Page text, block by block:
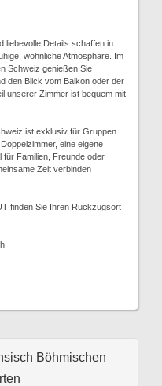
liebevolle Details schaffen in
wohnliche Atmosphäre. Im
Schweiz genießen Sie
den Blick vom Balkon oder der
unserer Zimmer ist bequem mit
ist exklusiv für Gruppen
eine eigene
für Familien, Freunde oder
Zeit verbinden
finden Sie Ihren Rückzugsort
Böhmischen